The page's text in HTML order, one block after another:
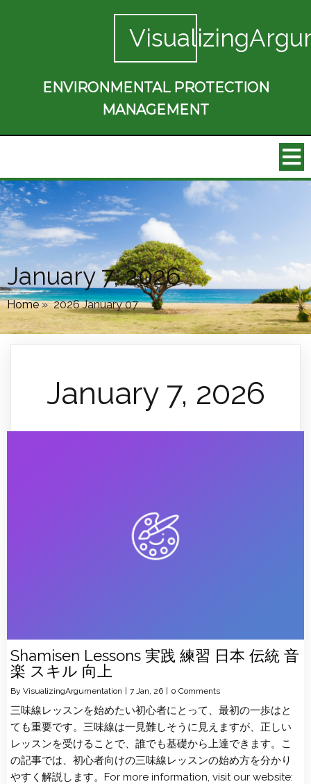
ENVIRONMENTAL PROTECTION
MANAGEMENT
January 7, 2026
Home»2026 January 07
January 7, 2026
Shamisen Lessons 実践 練習 日本 伝統 音
楽 スキル 向上
By VisualizingArgumentation | 7 Jan, 26 | 0 Comments
三味線レッスンを始めたい初心者にとって、最初の一歩はと
ても重要です。三味線は一見難しそうに見えますが、正しい
レッスンを受けることで、誰でも基礎から上達できます。こ
の記事では、初心者向けの三味線レッスンの始め方を分かり
やすく解説します。For more information, visit our website: